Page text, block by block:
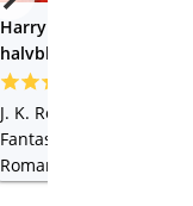
Harry Potter og
halvblodsprinsen
J. K. Rowling
Fantasy, For børn,
Romaner